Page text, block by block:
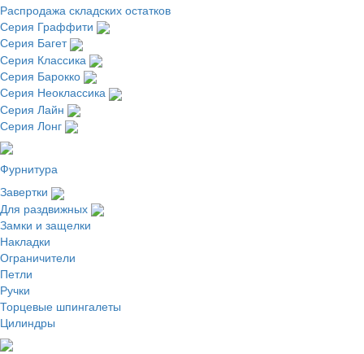
Распродажа складских остатков
Серия Граффити
Серия Багет
Серия Классика
Серия Барокко
Серия Неоклассика
Серия Лайн
Серия Лонг
Фурнитура
Завертки
Для раздвижных
Замки и защелки
Накладки
Ограничители
Петли
Ручки
Торцевые шпингалеты
Цилиндры